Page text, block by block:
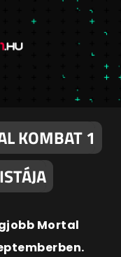
KOMBAT 1
Mortal